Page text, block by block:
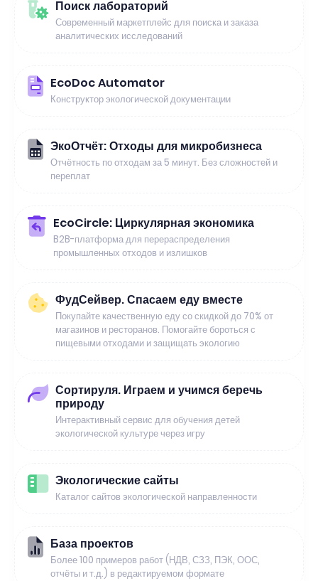
Поиск лабораторий
Современный маркетплейс для поиска и заказа
аналитических исследований
EcoDoc Automator
Конструктор экологической документации
ЭкоОтчёт: Отходы для микробизнеса
Отчётность по отходам за 5 минут. Без сложностей и
переплат
EcoCircle: Циркулярная экономика
B2B-платформа для перераспределения
промышленных отходов и излишков
ФудСейвер. Спасаем еду вместе
Покупайте качественную еду со скидкой до 70% от
магазинов и ресторанов. Помогайте бороться с
пищевыми отходами и защищать экологию
Сортируля. Играем и учимся беречь
природу
Интерактивный сервис для обучения детей
экологической культуре через игру
Экологические сайты
Каталог сайтов экологической направленности
База проектов
Более 100 примеров работ (НДВ, СЗЗ, ПЭК, ООС,
отчёты и т.д.) в редактируемом формате